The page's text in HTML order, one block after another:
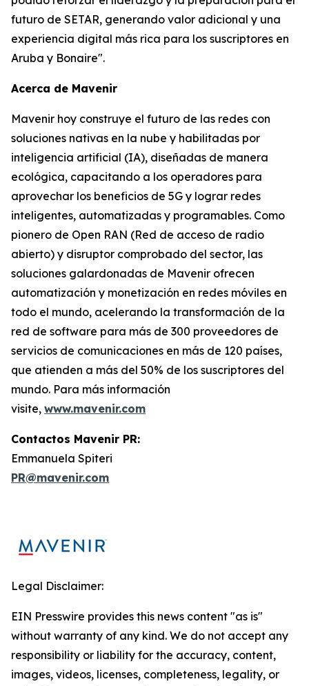
futuro de SETAR, generando valor adicional y una
experiencia digital más rica para los suscriptores en
Aruba y Bonaire".
Acerca de Mavenir
Mavenir hoy construye el futuro de las redes con
soluciones nativas en la nube y habilitadas por
inteligencia artificial (IA), diseñadas de manera
ecológica, capacitando a los operadores para
aprovechar los beneficios de 5G y lograr redes
inteligentes, automatizadas y programables. Como
pionero de Open RAN (Red de acceso de radio
abierto) y disruptor comprobado del sector, las
soluciones galardonadas de Mavenir ofrecen
automatización y monetización en redes móviles en
todo el mundo, acelerando la transformación de la
red de software para más de 300 proveedores de
servicios de comunicaciones en más de 120 países,
que atienden a más del 50% de los suscriptores del
mundo. Para más información
visite, www.mavenir.com
Contactos Mavenir PR:
Emmanuela Spiteri
PR@mavenir.com
Legal Disclaimer:
EIN Presswire provides this news content "as is"
without warranty of any kind. We do not accept any
responsibility or liability for the accuracy, content,
images, videos, licenses, completeness, legality, or